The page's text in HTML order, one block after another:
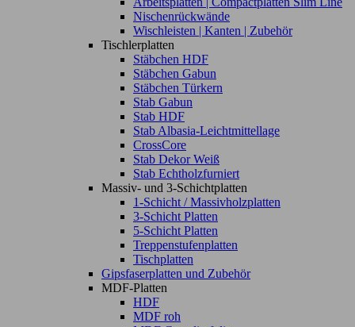
Nischenrückwände
Wischleisten | Kanten | Zubehör
Tischlerplatten
Stäbchen HDF
Stäbchen Gabun
Stäbchen Türkern
Stab Gabun
Stab HDF
Stab Albasia-Leichtmittellage
CrossCore
Stab Dekor Weiß
Stab Echtholzfurniert
Massiv- und 3-Schichtplatten
1-Schicht / Massivholzplatten
3-Schicht Platten
5-Schicht Platten
Treppenstufenplatten
Tischplatten
Gipsfaserplatten und Zubehör
MDF-Platten
HDF
MDF roh